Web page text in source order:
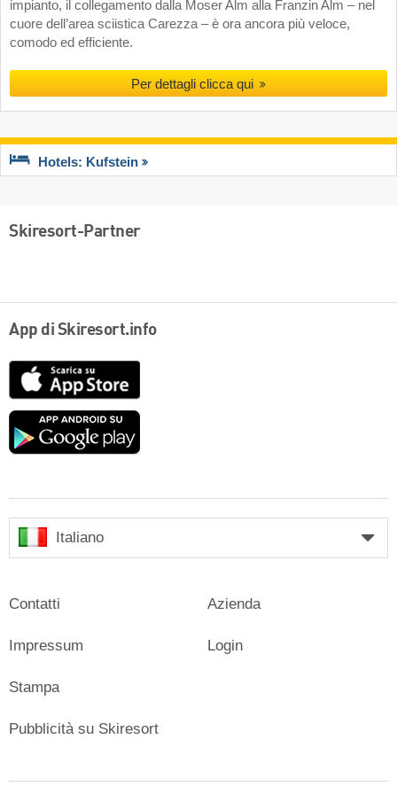
impianto, il collegamento dalla Moser Alm alla Franzin Alm – nel
cuore dell’area sciistica Carezza – è ora ancora più veloce,
comodo ed efficiente.
Per dettagli clicca qui
Hotels: Kufstein
Skiresort-Partner
App di Skiresort.info
Google
Italiano
Contatti
Impressum
Stampa
Azienda
Login
Pubblicità su Skiresort